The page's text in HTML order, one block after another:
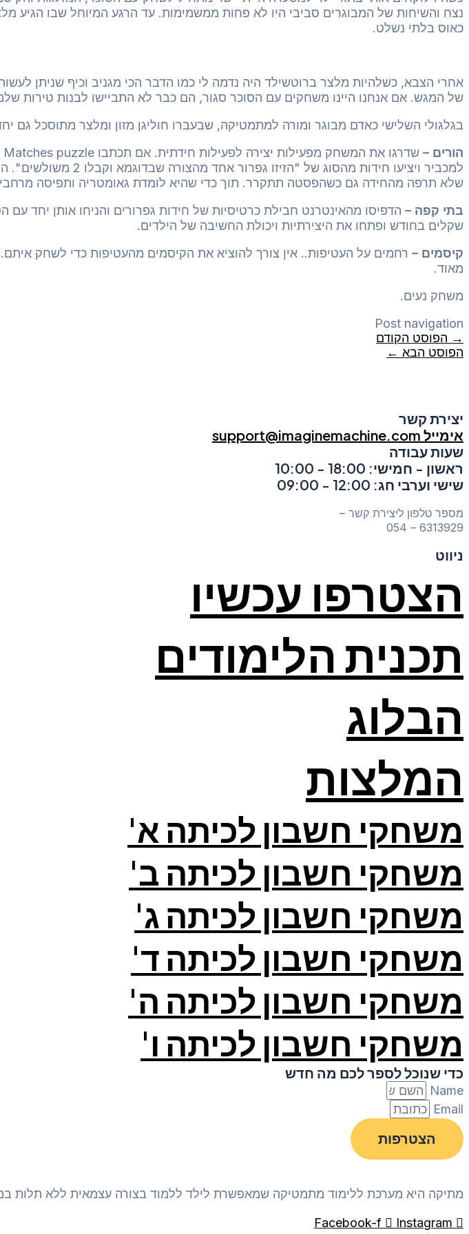
נצח והשיחות של המבוגרים סביבי היו לא פחות ממשמימות. עד הרגע המיוחל שבו
כאוס בלתי נשלט.
אחרי הצבא, כשלהיות מלצר ברוטשילד היה נדמה לי כמו הדבר הכי מגניב וכיף שניתן
של המגש. אם אנחנו היינו משחקים עם הסוכר סגור, הם כבר לא התביישו לבנות טירות
בגלגולי השלישי כאדם מבוגר ומורה למתמטיקה, שבעברו חוליגן מזון ומלצר מתוסכל גם
הורים – שדרגו את המשחק מפעילות יצירה לפעילות חידתית. אם תכתבו Matches puzzle בכל מכשיר טלפון
למכביר ויציעו חידות
שלא תרפה מהחידה גם כשהפסטה תתקרר. תוך כדי שהיא לומדת גאומטריה ותפיסה
בתי קפה – הדפיסו מהאינטרנט חבילת כרטיסיות של חידות גפרורים והניחו אותן יחד
שקלים בחודש ופתחו את היצירתיות ויכולת החשיבה של הילדים.
קיסמים – רחמים על העטיפות.. אין צורך להוציא את הקיסמים מהעטיפות כדי לשחק איתם.
מאוד.
משחק נעים.
Post navigation
→ הפוסט הקודם
הפוסט הבא ←
יצירת קשר
אימייל support@imaginemachine.com
שעות עבודה
ראשון - חמישי: 18:00 - 10:00
שישי וערבי חג: 12:00 - 09:00
מספר טלפון ליצירת קשר –
6313929 – 054
ניווט
הצטרפו עכשיו
תכנית הלימודים
הבלוג
המלצות
משחקי חשבון לכיתה א'
משחקי חשבון לכיתה ב'
משחקי חשבון לכיתה ג'
משחקי חשבון לכיתה ד'
משחקי חשבון לכיתה ה'
משחקי חשבון לכיתה ו'
כדי שנוכל לספר לכם מה חדש
Name
Email
הצטרפות
מתיקה היא מערכת ללימוד מתמטיקה שמאפשרת לילד ללמוד בצורה עצמאית ללא תלות
Facebook-f
Instagram